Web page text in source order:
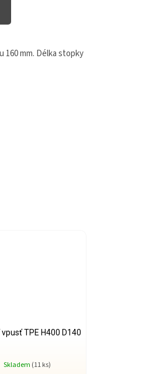
mm. Délka stopky
TPE H400 D140
Skladem (11 ks)